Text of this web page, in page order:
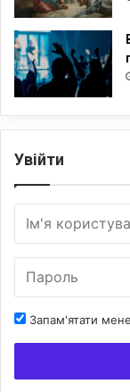
Увійти
Запам'ятати мене